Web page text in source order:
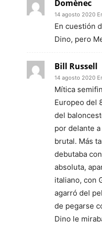
Domènec
14 agosto 2020
En cuestión
Dino, pero
Bill Russell
14 agosto 2020
Mítica
Europeo del
del
por delante
brutal. Más
debutaba
absoluta,
italiano, con
agarró del
de pegarse
Dino le